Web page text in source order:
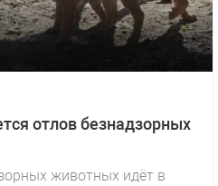
отлов безнадзорных
животных идёт в